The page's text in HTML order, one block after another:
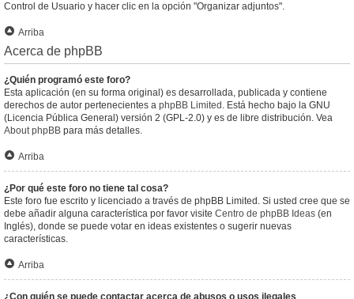
Control de Usuario y hacer clic en la opción "Organizar adjuntos".
Arriba
Acerca de phpBB
¿Quién programó este foro?
Esta aplicación (en su forma original) es desarrollada, publicada y contiene
derechos de autor pertenecientes a phpBB Limited . Está hecho bajo la GNU
(Licencia Pública General) versión 2 (GPL-2.0) y es de libre distribución. Vea
About phpBB para más detalles.
Arriba
¿Por qué este foro no tiene tal cosa?
Este foro fue escrito y licenciado a través de phpBB Limited. Si usted cree que se
debe añadir alguna característica por favor visite Centro de phpBB Ideas (en
Inglés), donde se puede votar en ideas existentes o sugerir nuevas
características.
Arriba
¿Con quién se puede contactar acerca de abusos o usos ilegales